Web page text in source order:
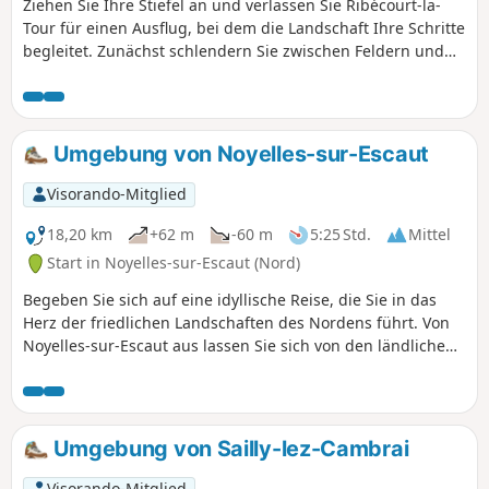
Ziehen Sie Ihre Stiefel an und verlassen Sie Ribécourt-la-
Tour für einen Ausflug, bei dem die Landschaft Ihre Schritte
begleitet. Zunächst schlendern Sie zwischen Feldern und
Ort, wo Mohnblumen am Wegesrand tanzen. Weiter geht es
nach Beaucamps, einem charmanten Dorf, wo sich die
Sanftheit der Wiesen mit dem leisen Rauschen der Bäche
verbindet. Schließlich erreichen Sie Flesquières, das auf
einem Hügel liegt, und lassen sich vom Panorama über die
Picardie überraschen. Zwischen ländlichem Kulturerbe und
beruhigenden Landschaften verspricht diese
Rundwanderung einen echten Hauch frischer Luft.
Umgebung von Noyelles-sur-Escaut
Visorando-Mitglied
18,20 km
+62 m -60 m 5:25 Std.
Mittel
Start in Noyelles-sur-Escaut (Nord)
Begeben Sie sich auf eine idyllische Reise, die Sie in das
Herz der friedlichen Landschaften des Nordens führt. Von
Noyelles-sur-Escaut aus lassen Sie sich von den ländlichen
voller Charme und Geschichte. Diese Route ist sowohl sanft
als auch erholsam und bietet eine echte Auszeit voller
Ruhe, ideal für Liebhaber von Wanderungen oder
Radtouren auf der Suche nach Natur und Authentizität.
Zwischen Flüssen, kleinen Wäldern und offenen Feldern
Umgebung von Sailly-lez-Cambrai